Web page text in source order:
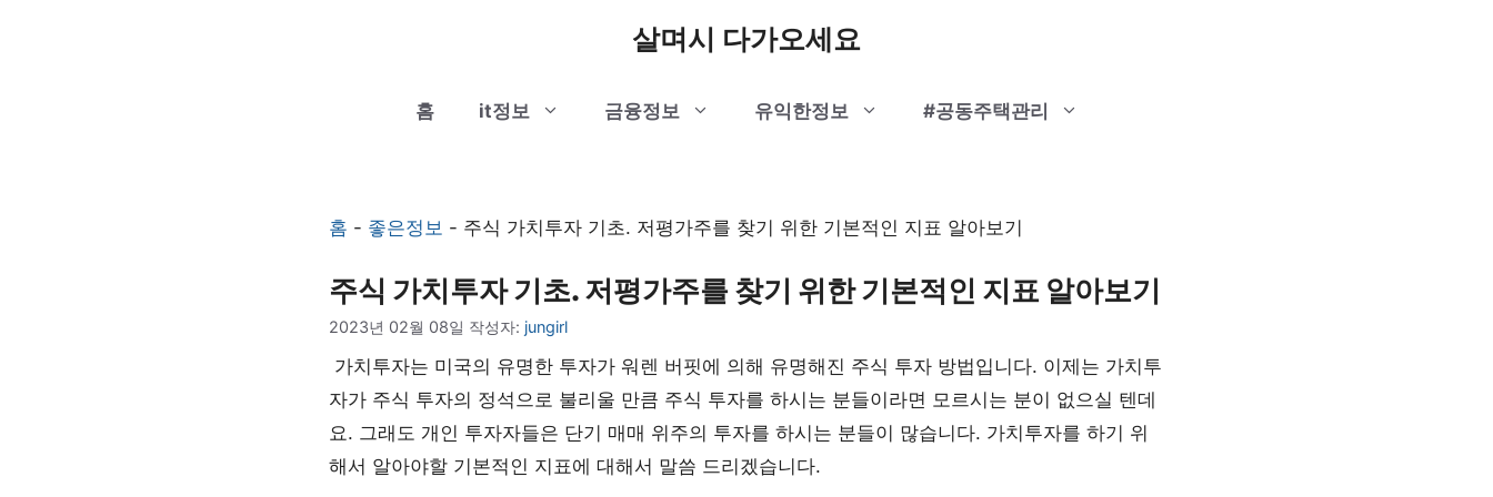
살며시 다가오세요
홈 it정보 금융정보 유익한정보 #공동주택관리
홈 - 좋은정보 - 주식 가치투자 기초. 저평가주를 찾기 위한 기본적인 지표 알아보기
주식 가치투자 기초. 저평가주를 찾기 위한 기본적인 지표 알아보기
2023년 02월 08일 작성자: jungirl
가치투자는 미국의 유명한 투자가 워렌 버핏에 의해 유명해진 주식 투자 방법입니다. 이제는 가치투
자가 주식 투자의 정석으로 불리울 만큼 주식 투자를 하시는 분들이라면 모르시는 분이 없으실 텐데
요. 그래도 개인 투자자들은 단기 매매 위주의 투자를 하시는 분들이 많습니다. 가치투자를 하기 위
해서 알아야할 기본적인 지표에 대해서 말씀 드리겠습니다.